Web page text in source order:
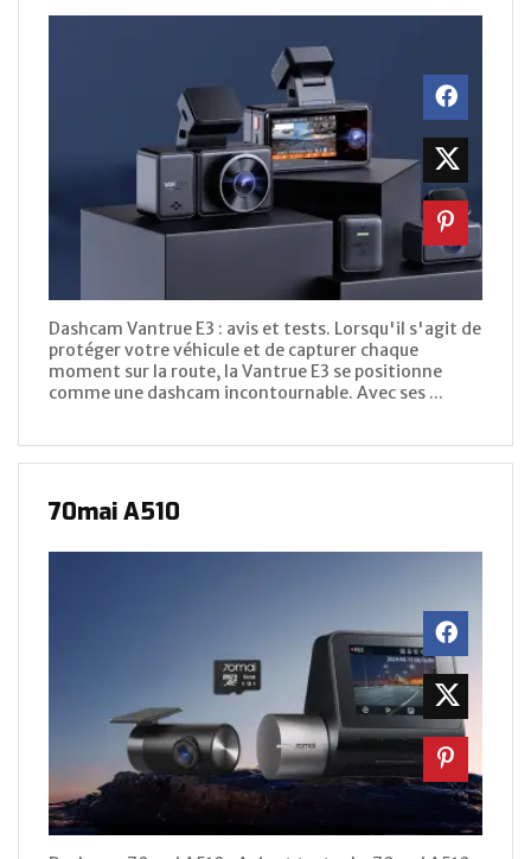
Dashcam Vantrue E3 : avis et tests. Lorsqu'il s'agit de
protéger votre véhicule et de capturer chaque
moment sur la route, la Vantrue E3 se positionne
comme une dashcam incontournable. Avec ses ...
70mai A510